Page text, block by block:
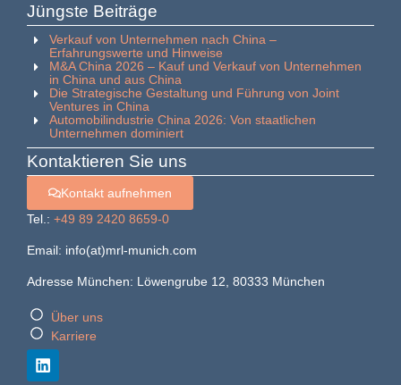
Jüngste Beiträge
Verkauf von Unternehmen nach China –
Erfahrungswerte und Hinweise
M&A China 2026 – Kauf und Verkauf von Unternehmen
in China und aus China
Die Strategische Gestaltung und Führung von Joint
Ventures in China
Automobilindustrie China 2026: Von staatlichen
Unternehmen dominiert
Kontaktieren Sie uns
Kontakt aufnehmen
Tel.: +49 89 2420 8659-0
Email: info(at)mrl-munich.com
Adresse München: Löwengrube 12, 80333 München
Über uns
Karriere